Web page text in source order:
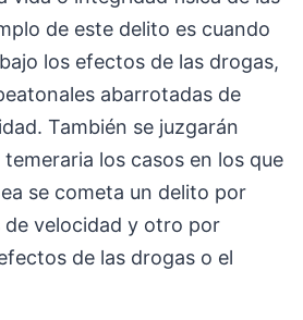
de este delito es cuando
los efectos de las drogas,
abarrotadas de
También se juzgarán
los casos en los que
se cometa un delito por
de velocidad y otro por
de las drogas o el